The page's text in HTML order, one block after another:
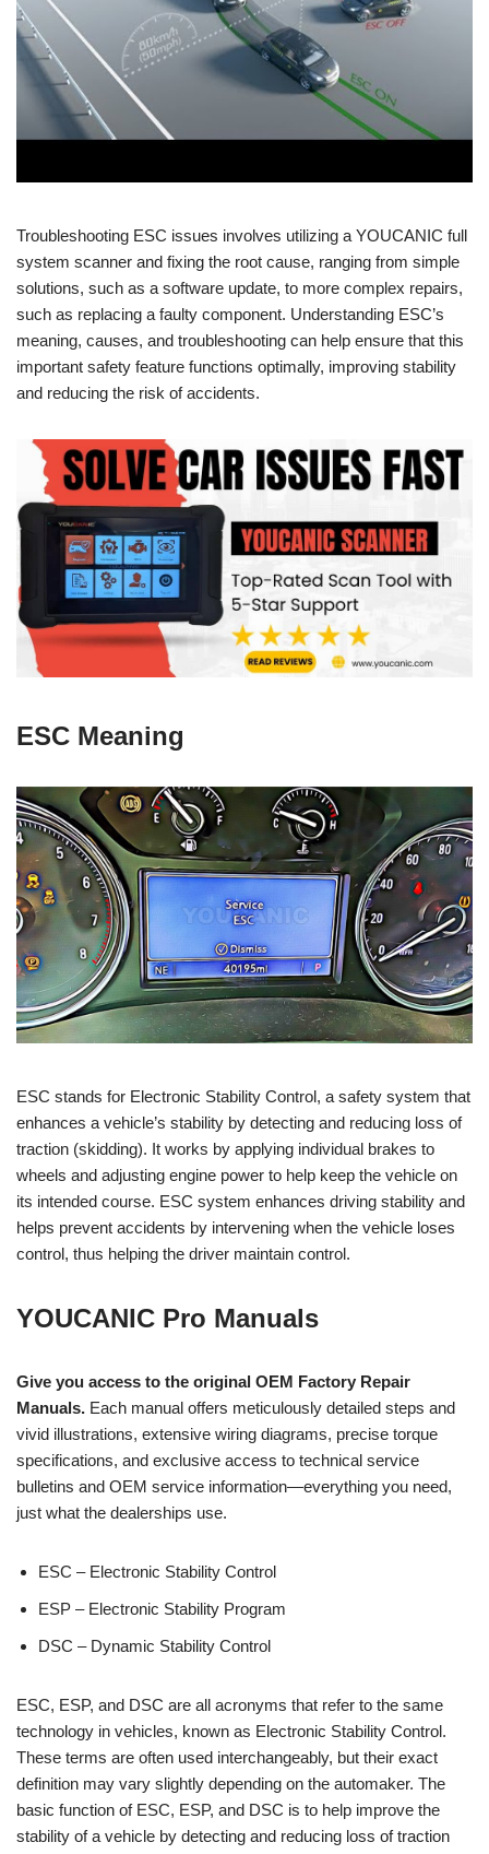
Troubleshooting ESC issues involves utilizing a YOUCANIC full
system scanner and fixing the root cause, ranging from simple
solutions, such as a software update, to more complex repairs,
such as replacing a faulty component. Understanding ESC’s
meaning, causes, and troubleshooting can help ensure that this
important safety feature functions optimally, improving stability
and reducing the risk of accidents.
ESC Meaning
ESC stands for Electronic Stability Control, a safety system that
enhances a vehicle’s stability by detecting and reducing loss of
traction (skidding). It works by applying individual brakes to
wheels and adjusting engine power to help keep the vehicle on
its intended course. ESC system enhances driving stability and
helps prevent accidents by intervening when the vehicle loses
control, thus helping the driver maintain control.
YOUCANIC Pro Manuals
Give you access to the original OEM Factory Repair
Manuals. Each manual offers meticulously detailed steps and
vivid illustrations, extensive wiring diagrams, precise torque
specifications, and exclusive access to technical service
bulletins and OEM service information—everything you need,
just what the dealerships use.
ESC – Electronic Stability Control
ESP – Electronic Stability Program
DSC – Dynamic Stability Control
ESC, ESP, and DSC are all acronyms that refer to the same
technology in vehicles, known as Electronic Stability Control.
These terms are often used interchangeably, but their exact
definition may vary slightly depending on the automaker. The
basic function of ESC, ESP, and DSC is to help improve the
stability of a vehicle by detecting and reducing loss of traction